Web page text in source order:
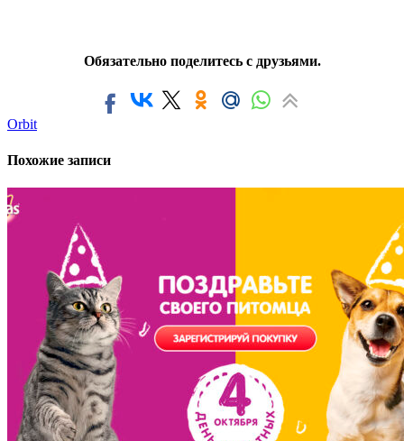
Обязательно поделитесь с друзьями.
Orbit
Похожие записи